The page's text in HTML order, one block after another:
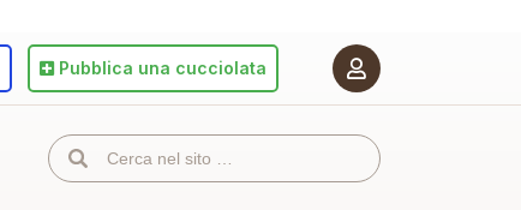
Pubblica una cucciolata